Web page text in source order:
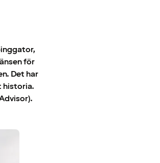
för
Det har
historia.